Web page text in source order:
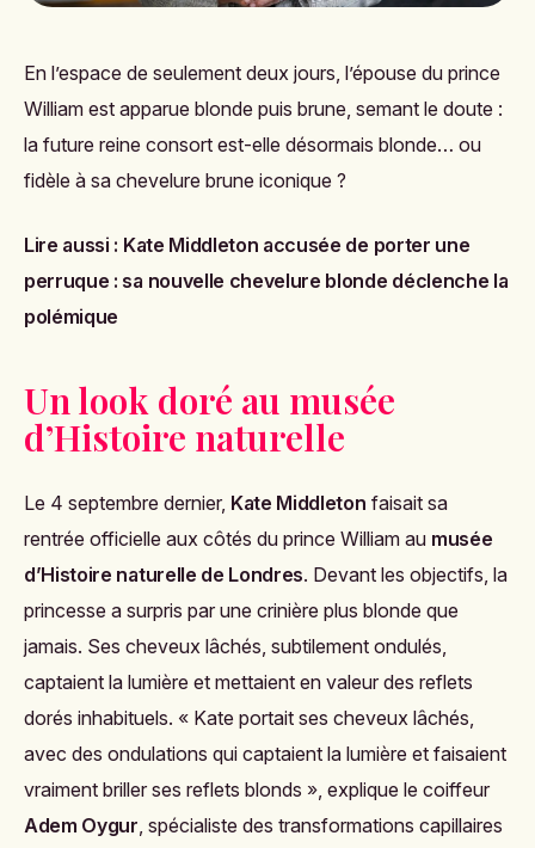
En l’espace de seulement deux jours, l’épouse du prince
William est apparue blonde puis brune, semant le doute :
la future reine consort est-elle désormais blonde… ou
fidèle à sa chevelure brune iconique ?
Lire aussi : Kate Middleton accusée de porter une
perruque : sa nouvelle chevelure blonde déclenche la
polémique
Un look doré au musée
d’Histoire naturelle
Le 4 septembre dernier, Kate Middleton faisait sa
rentrée officielle aux côtés du prince William au musée
d’Histoire naturelle de Londres. Devant les objectifs, la
princesse a surpris par une crinière plus blonde que
jamais. Ses cheveux lâchés, subtilement ondulés,
captaient la lumière et mettaient en valeur des reflets
dorés inhabituels. « Kate portait ses cheveux lâchés,
avec des ondulations qui captaient la lumière et faisaient
vraiment briller ses reflets blonds », explique le coiffeur
Adem Oygur, spécialiste des transformations capillaires